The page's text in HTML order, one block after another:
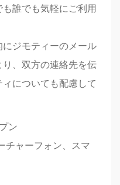
誰でも気軽にご利用
ジモティーのメール
、双方の連絡先を伝
についても配慮して
ン
チャーフォン、スマ